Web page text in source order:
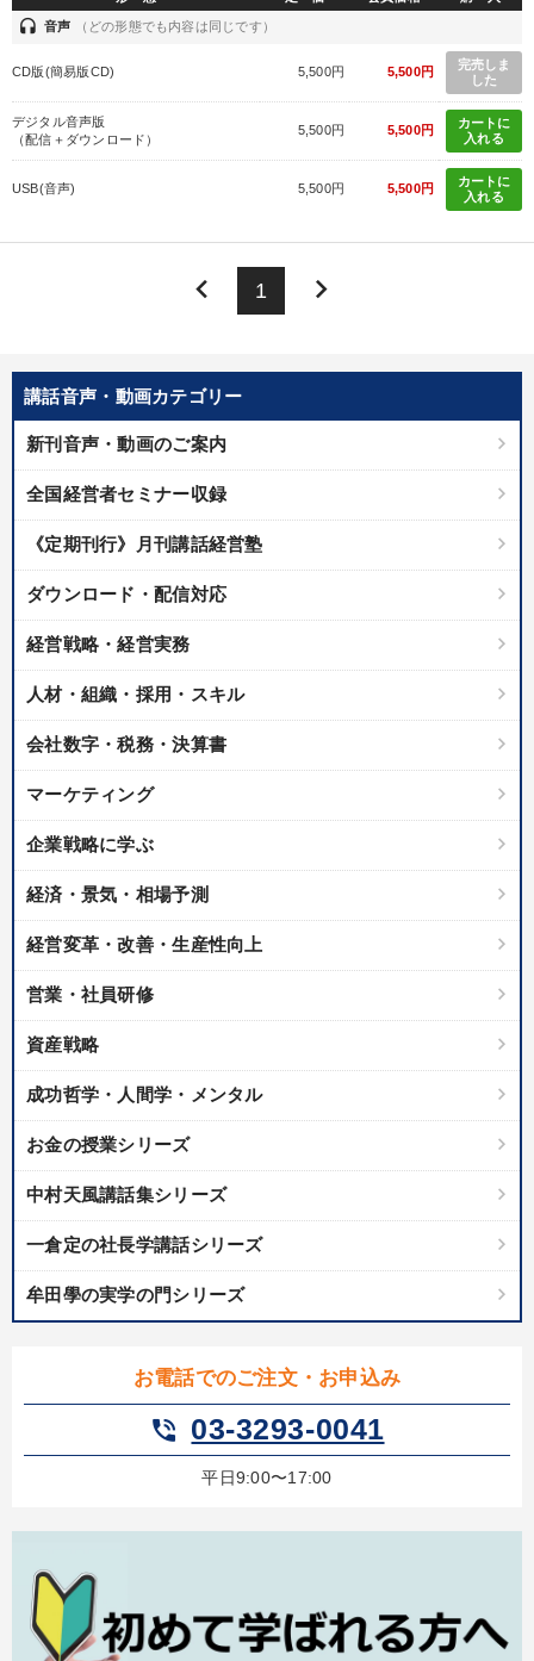
148回夏季大会
経営戦略・経営実務
2026年春季全国経営者セミナー収録講演ＣＤ・講演ＤＶＤ・デジ
IT・サービス・金融業
キーワード
仕事術・ビジネスハック 営業力強化
上場企業 ビジネスモデル
ondemand_video 経営音声・動画を探す
全国経営者セミナー収録物以外の経営教材（全761タイトル）からお探
しいただけます
カテゴリー
【6月】音声・映像 後継社長・アトツギ
最新トレンドと時代の潮流を押さえる 経済・景気・相場予測
大竹愼一書籍 【5月】音声・映像
全国経営者セミナー収録〈売れ筋・人気ランキング〉＆新刊・好
評講話
音声と動画で学ぶ
組織・採用・スキル
【最新刊】精神科医・和田秀樹の「老いない力」＋健康な社長と
会社をつくる厳選講話
全国経営者セミナー収録〈売れ筋・人気〉音声＆動画20選
経営を改善したい 財務・数字力の向上
キーワード
講話音声・動画カテゴリー
新刊音声・動画のご案内
全国経営者セミナー収録
《定期刊行》月刊講話経営塾
ダウンロード・配信対応
経営戦略・経営実務
人材・組織・採用・スキル
会社数字・税務・決算書
マーケティング
企業戦略に学ぶ
経済・景気・相場予測
経営変革・改善・生産性向上
営業・社員研修
資産戦略
成功哲学・人間学・メンタル
お金の授業シリーズ
中村天風講話集シリーズ
一倉定の社長学講話シリーズ
牟田學の実学の門シリーズ
お電話でのご注文・お申込み
phone_in_talk 03-3293-0041
平日9:00〜17:00
headset 音声 （どの形態でも内容は同じです）
CD版(簡易版CD) 5,500円 5,500円
完売しま
した
デジタル音声版
（配信＋ダウンロード）
5,500円 5,500円
カートに
入れる
USB(音声) 5,500円 5,500円
カートに
入れる
keyboard_arrow_left 1 keyboard_arrow_right